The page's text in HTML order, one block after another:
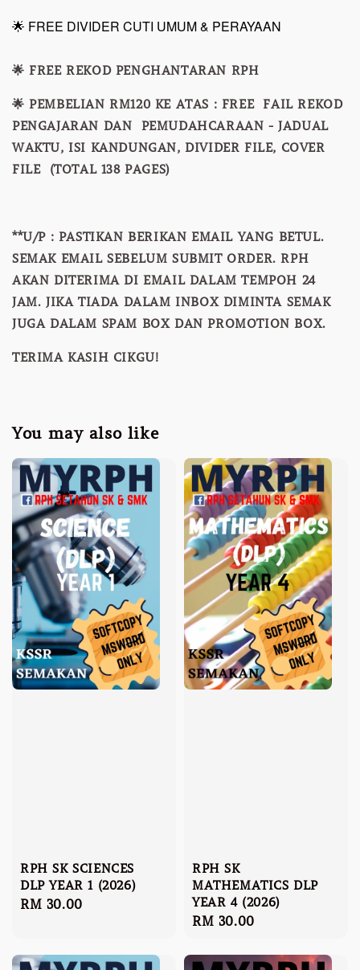
🌟 FREE DIVIDER CUTI UMUM & PERAYAAN
🌟 FREE REKOD PENGHANTARAN RPH
🌟 PEMBELIAN RM120 KE ATAS : FREE FAIL REKOD
PENGAJARAN DAN PEMUDAHCARAAN - JADUAL
WAKTU, ISI KANDUNGAN, DIVIDER FILE, COVER
FILE (TOTAL 138 PAGES)
**U/P : PASTIKAN BERIKAN EMAIL YANG BETUL.
SEMAK EMAIL SEBELUM SUBMIT ORDER. RPH
AKAN DITERIMA DI EMAIL DALAM TEMPOH 24
JAM. JIKA TIADA DALAM INBOX DIMINTA SEMAK
JUGA DALAM SPAM BOX DAN PROMOTION BOX.
TERIMA KASIH CIKGU!
You may also like
RPH SK SCIENCES
DLP YEAR 1 (2026)
Regular
RM 30.00
RPH SK
MATHEMATICS DLP
YEAR 4 (2026)
Regular
RM 30.00